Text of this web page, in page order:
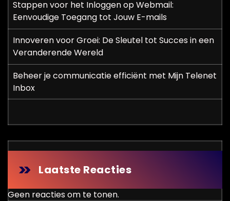
e
r
i
n
g
Stappen voor het Inloggen op Webmail:
Eenvoudige Toegang tot Jouw E-mails
Innoveren voor Groei: De Sleutel tot Succes in een
Veranderende Wereld
Beheer je communicatie efficiënt met Mijn Telenet
Inbox
Laatste Reacties
Geen reacties om te tonen.